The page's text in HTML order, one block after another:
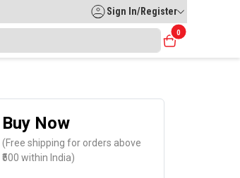
Sign In/Register
0
Buy Now
(Free shipping for orders above
₹500 within India)